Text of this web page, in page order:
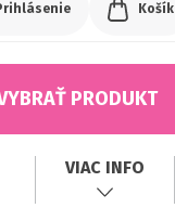
Košík
PRODUKT
VIAC INFO